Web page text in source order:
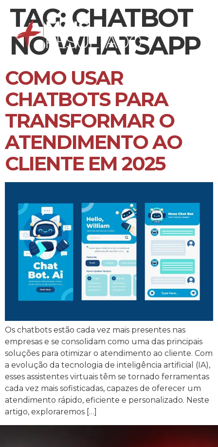
TAG: CHATBOT
NO WHATSAPP
COMO USAR
CHATBOTS PARA
TRANSFORMAR O
ATENDIMENTO AO
CLIENTE EM 2025
Os chatbots estão cada vez mais presentes nas
empresas e se consolidam como uma das principais
soluções para otimizar o atendimento ao cliente. Com
a evolução da tecnologia de inteligência artificial (IA),
esses assistentes virtuais têm se tornado ferramentas
cada vez mais sofisticadas, capazes de oferecer um
atendimento rápido, eficiente e personalizado. Neste
artigo, exploraremos […]